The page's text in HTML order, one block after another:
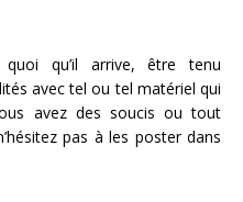
qu’il arrive, être tenu
avec tel ou tel matériel qui
avez des soucis ou tout
pas à les poster dans